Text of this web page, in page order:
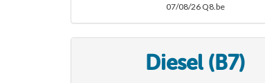
07/08/26 Q8.be
Diesel (B7)